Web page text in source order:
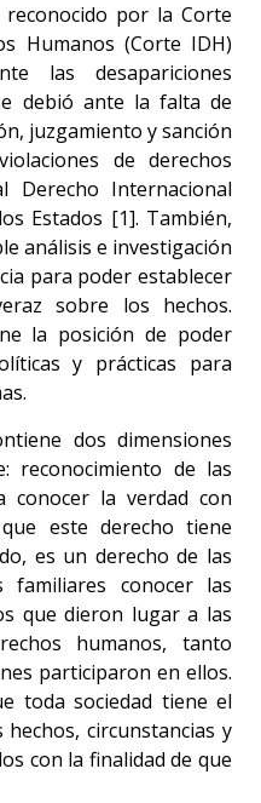
por la Corte
Humanos (Corte IDH)
las desapariciones
debió ante la falta de
juzgamiento y sanción
de derechos
Derecho Internacional
Estados [1]. También,
análisis e investigación
para poder establecer
sobre los hechos.
la posición de poder
y prácticas para
dos dimensiones
reconocimiento de las
conocer la verdad con
este derecho tiene
es un derecho de las
familiares conocer las
que dieron lugar a las
humanos, tanto
participaron en ellos.
toda sociedad tiene el
circunstancias y
con la finalidad de que